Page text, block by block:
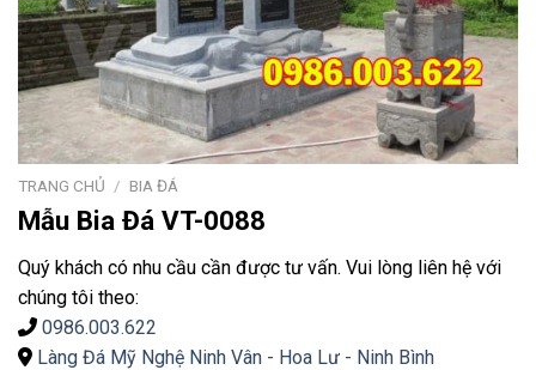
TRANG CHỦ / BIA ĐÁ
Mẫu Bia Đá VT-0088
Quý khách có nhu cầu cần được tư vấn. Vui lòng liên hệ với
chúng tôi theo:
0986.003.622
Làng Đá Mỹ Nghệ Ninh Vân - Hoa Lư - Ninh Bình